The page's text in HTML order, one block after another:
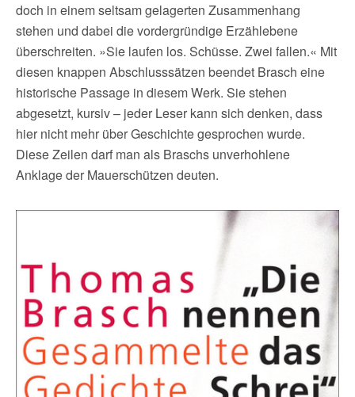
doch in einem seltsam gelagerten Zusammenhang
stehen und dabei die vordergründige Erzählebene
überschreiten. »Sie laufen los. Schüsse. Zwei fallen.« Mit
diesen knappen Abschlusssätzen beendet Brasch eine
historische Passage in diesem Werk. Sie stehen
abgesetzt, kursiv – jeder Leser kann sich denken, dass
hier nicht mehr über Geschichte gesprochen wurde.
Diese Zeilen darf man als Braschs unverhohlene
Anklage der Mauerschützen deuten.